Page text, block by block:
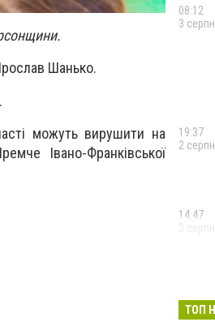
Шанько.
можуть вирушити на
Івано-Франківської
08:12
3
19:37
2
14:47
2
ТОП